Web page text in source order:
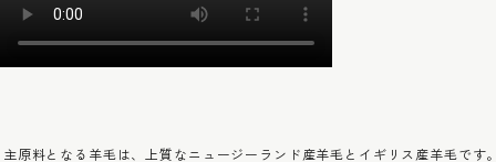
主原料となる羊毛は、上質なニュージーランド産羊毛とイギリス産羊毛で